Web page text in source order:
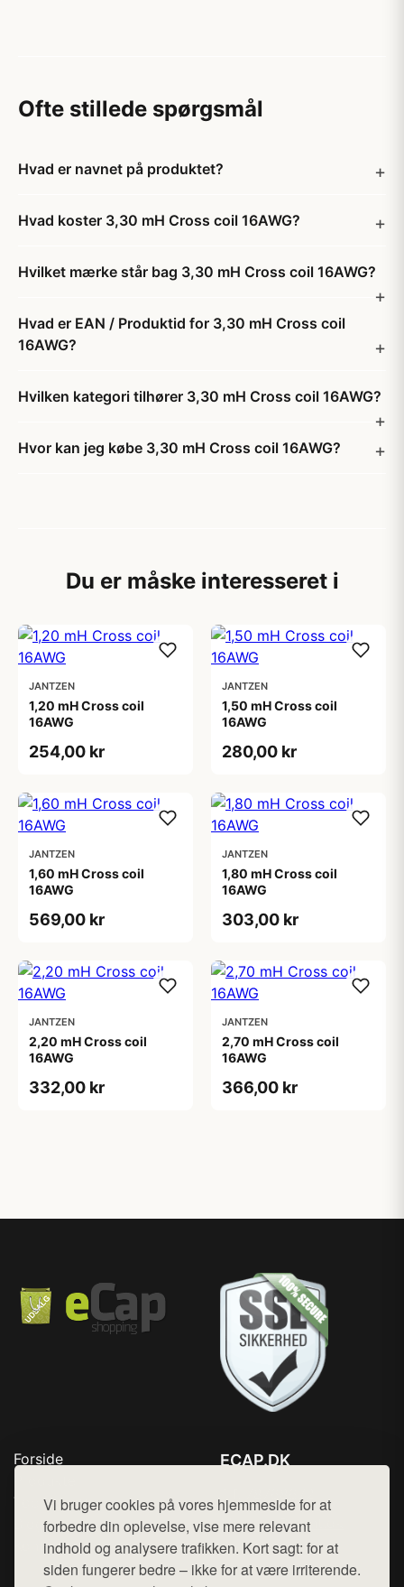
Vi bruger cookies på vores hjemmeside for at
forbedre din oplevelse, vise mere relevant
indhold og analysere trafikken. Kort sagt: for at
siden fungerer bedre – ikke for at være irriterende.
Ofte stillede spørgsmål
Hvad er navnet på produktet?
Hvad koster 3,30 mH Cross coil 16AWG?
Hvilket mærke står bag 3,30 mH Cross coil 16AWG?
Hvad er EAN / Produktid for 3,30 mH Cross coil
16AWG?
Hvilken kategori tilhører 3,30 mH Cross coil 16AWG?
Hvor kan jeg købe 3,30 mH Cross coil 16AWG?
Du er måske interesseret i
JANTZEN
1,20 mH Cross coil
16AWG
254,00 kr
JANTZEN
1,50 mH Cross coil
16AWG
280,00 kr
JANTZEN
1,60 mH Cross coil
16AWG
569,00 kr
JANTZEN
1,80 mH Cross coil
16AWG
303,00 kr
JANTZEN
2,20 mH Cross coil
16AWG
332,00 kr
JANTZEN
2,70 mH Cross coil
16AWG
366,00 kr
Forside
Top Rabatter
Blog
Kontakt
ECAP.DK
Mail: hej@want.dk
Cookie- og privatlivspolitik